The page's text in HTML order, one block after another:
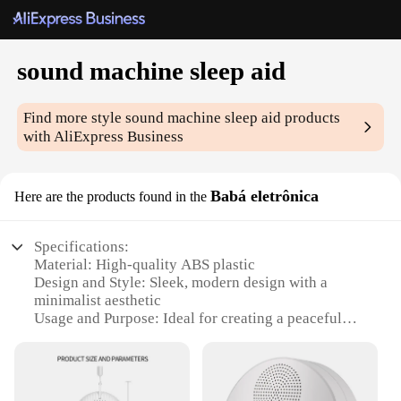
sound machine sleep aid
Find more stylesound machine sleep aid products
with AliExpress Business
Here are the products found in the Babá eletrônica
Specifications:
Material: High-quality ABS plastic
Design and Style: Sleek, modern design with a
minimalist aesthetic
Usage and Purpose: Ideal for creating a peaceful
Performance and Property: Offers a variety of
soothing sounds to choose from
Parts and Accessories: Comes with a user-friendly